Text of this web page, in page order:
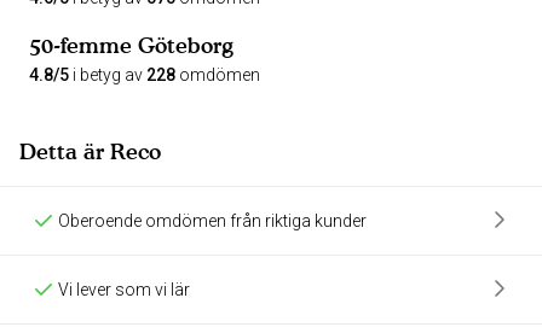
50-femme Göteborg
4.8/5 i betyg av 228 omdömen
Detta är Reco
Oberoende omdömen från riktiga kunder
Vi lever som vi lär